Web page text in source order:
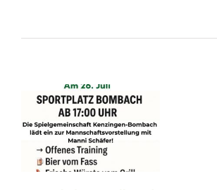
Mannschaftsvorstellung
der neuen SG
Kenzingen/Bombach
SVB
Aktuell